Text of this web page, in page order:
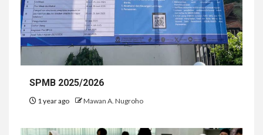
SPMB 2025/2026
1 year ago Mawan A. Nugroho